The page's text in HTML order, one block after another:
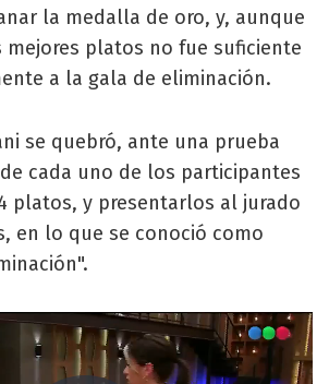
la medalla de oro, y, aunque
platos no fue suficiente
a la gala de eliminación.
se quebró, ante una prueba
cada uno de los participantes
platos, y presentarlos al jurado
en lo que se conoció como